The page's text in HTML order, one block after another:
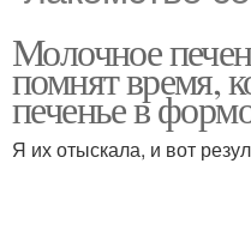
Молочное
помнят время,
печенье в
Я их отыскала, и вот